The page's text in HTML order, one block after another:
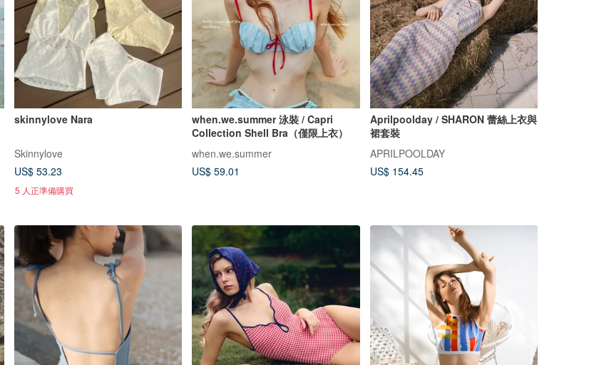
skinnylove Nara
Skinnylove
US$ 53.23
5 人正準備購買
when.we.summer 泳裝 / Capri
Collection Shell Bra（僅限上衣）
when.we.summer
US$ 59.01
Aprilpoolday / SHARON 蕾絲上衣與
裙套裝
APRILPOOLDAY
US$ 154.45